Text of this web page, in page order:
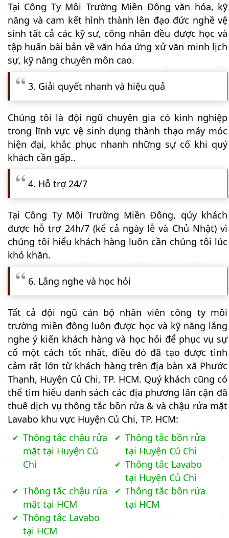
Tại Công Ty Môi Trường Miền Đông văn hóa, kỹ
năng và cam kết hình thành lên đạo đức nghề vệ
sinh tất cả các kỹ sư, công nhân đều được học và
tập huấn bài bản về văn hóa ứng xử văn minh lịch
sự, kỹ năng chuyên môn cao.
3. Giải quyết nhanh và hiệu quả
Chúng tôi là đội ngũ chuyên gia có kinh nghiệp
trong lĩnh vực vệ sinh dụng thành thạo máy móc
hiện đại, khắc phục nhanh những sự cố khi quý
khách cần gấp..
4. Hỗ trợ 24/7
Tại Công Ty Môi Trường Miền Đông, qúy khách
được hỗ trợ 24h/7 (kể cả ngày lễ và Chủ Nhật) vì
chúng tôi hiểu khách hàng luôn cần chúng tôi lúc
khó khăn.
6. Lắng nghe và học hỏi
Tất cả đội ngũ cán bộ nhân viên công ty môi
trường miền đông luôn được học và kỹ năng lắng
nghe ý kiến khách hàng và học hỏi để phục vụ sự
cố một cách tốt nhất, điều đó đã tạo được tình
cảm rất lớn từ khách hàng trên địa bàn xã Phước
Thạnh, Huyện Củ Chi, TP. HCM. Quý khách cũng có
thể tìm hiểu danh sách các địa phương lân cận đã
thuê dịch vụ thông tắc bồn rửa & và chậu rửa mặt
Lavabo khu vực Huyện Củ Chi, TP. HCM:
Thông tắc chậu rửa
mặt tại Huyện Củ
Chi
Thông tắc bồn rửa
tại Huyện Củ Chi
Thông tắc Lavabo
tại Huyện Củ Chi
Thông tắc chậu rửa
mặt tại HCM
Thông tắc bồn rửa
tại HCM
Thông tắc Lavabo
tại HCM